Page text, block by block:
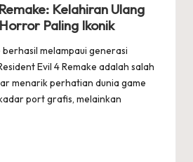
Kelahiran Ulang
Paling Ikonik
melampaui generasi
Evil 4 Remake adalah salah
menarik perhatian dunia game
port grafis, melainkan